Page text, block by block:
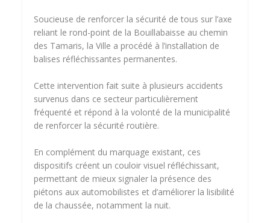
Soucieuse de renforcer la sécurité de tous sur l’axe
reliant le rond-point de la Bouillabaisse au chemin
des Tamaris, la Ville a procédé à l’installation de
balises réfléchissantes permanentes.
Cette intervention fait suite à plusieurs accidents
survenus dans ce secteur particulièrement
fréquenté et répond à la volonté de la municipalité
de renforcer la sécurité routière.
En complément du marquage existant, ces
dispositifs créent un couloir visuel réfléchissant,
permettant de mieux signaler la présence des
piétons aux automobilistes et d’améliorer la lisibilité
de la chaussée, notamment la nuit.